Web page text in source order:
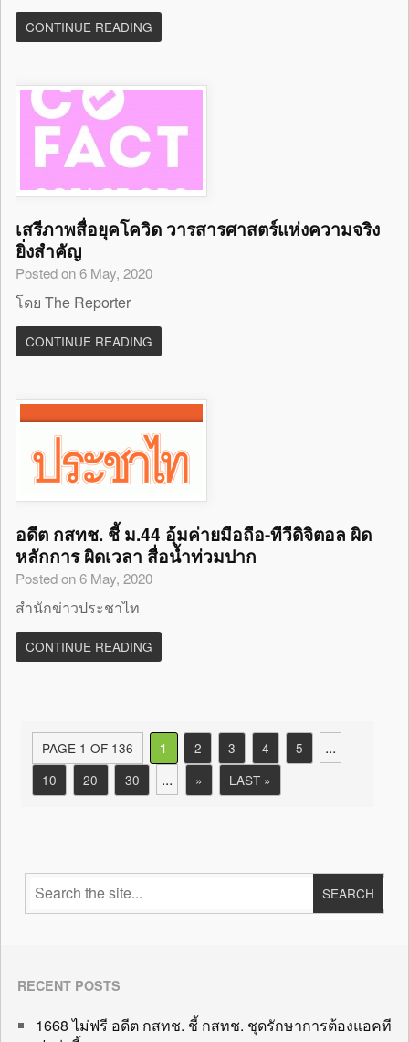
CONTINUE READING
เสรีภาพสื่อยุคโควิด วารสารศาสตร์แห่งความจริง
ยิ่งสำคัญ
Posted on 6 May, 2020
โดย The Reporter
CONTINUE READING
อดีต กสทช. ชี้ ม.44 อุ้มค่ายมือถือ-ทีวีดิจิตอล ผิด
หลักการ ผิดเวลา สื่อน้ำท่วมปาก
Posted on 6 May, 2020
สำนักข่าวประชาไท
CONTINUE READING
PAGE 1 OF 136 1 2 3 4 5 ...
10 20 30 ... » LAST »
RECENT POSTS
1668 ไม่ฟรี อดีต กสทช. ชี้ กสทช. ชุดรักษาการต้องแอคที